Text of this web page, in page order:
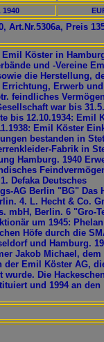
1940
Art.Nr.5306a, Preis
Emil Köster in
und -Vereine
die Herstellung,
Erwerb und
feindliches
war bis
bis 12.10.1934: Emil
Emil Köster
bestanden in
Fabrik in
Hamburg. 1940
Defaka Deutsches
AG Berlin "BG" Das
4. L. Hecht & Co.
mbH, Berlin. 6 "Gro-
um 1945: Phelan
Höfe durch die
und Hamburg.
Jakob Michael, dem
der Emil Köster AG,
Die
und 1994 an den